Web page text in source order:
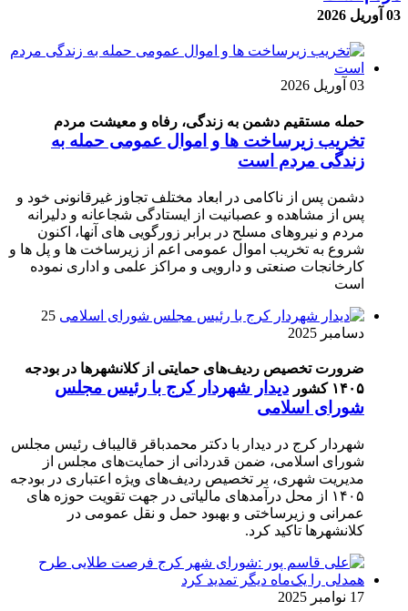
03 آوریل 2026
03 آوریل 2026
حمله مستقیم دشمن به زندگی، رفاه و معیشت مردم
تخریب زیرساخت ها و اموال عمومی حمله به
زندگی مردم است
دشمن پس از ناکامی در ابعاد مختلف تجاوز غیرقانونی خود و
پس از مشاهده و عصبانیت از ایستادگی شجاعانه و دلیرانه
مردم و نیروهای مسلح در برابر زورگویی های آنها، اکنون
شروع به تخریب اموال عمومی اعم از زیرساخت ها و پل ها و
کارخانجات صنعتی و دارویی و مراکز علمی و اداری نموده
است
25
دسامبر 2025
ضرورت تخصیص ردیف‌های حمایتی از کلانشهرها در بودجه
۱۴۰۵ کشور
دیدار شهردار کرج با رئیس مجلس
شورای اسلامی
شهردار کرج در دیدار با دکتر محمدباقر قالیباف رئیس مجلس
شورای اسلامی، ضمن قدردانی از حمایت‌های مجلس از
مدیریت شهری، بر تخصیص ردیف‌های ویژه اعتباری در بودجه
۱۴۰۵ از محل درآمدهای مالیاتی در جهت تقویت حوزه های
عمرانی و زیرساختی و بهبود حمل و نقل عمومی در
کلانشهرها تاکید کرد.
17 نوامبر 2025